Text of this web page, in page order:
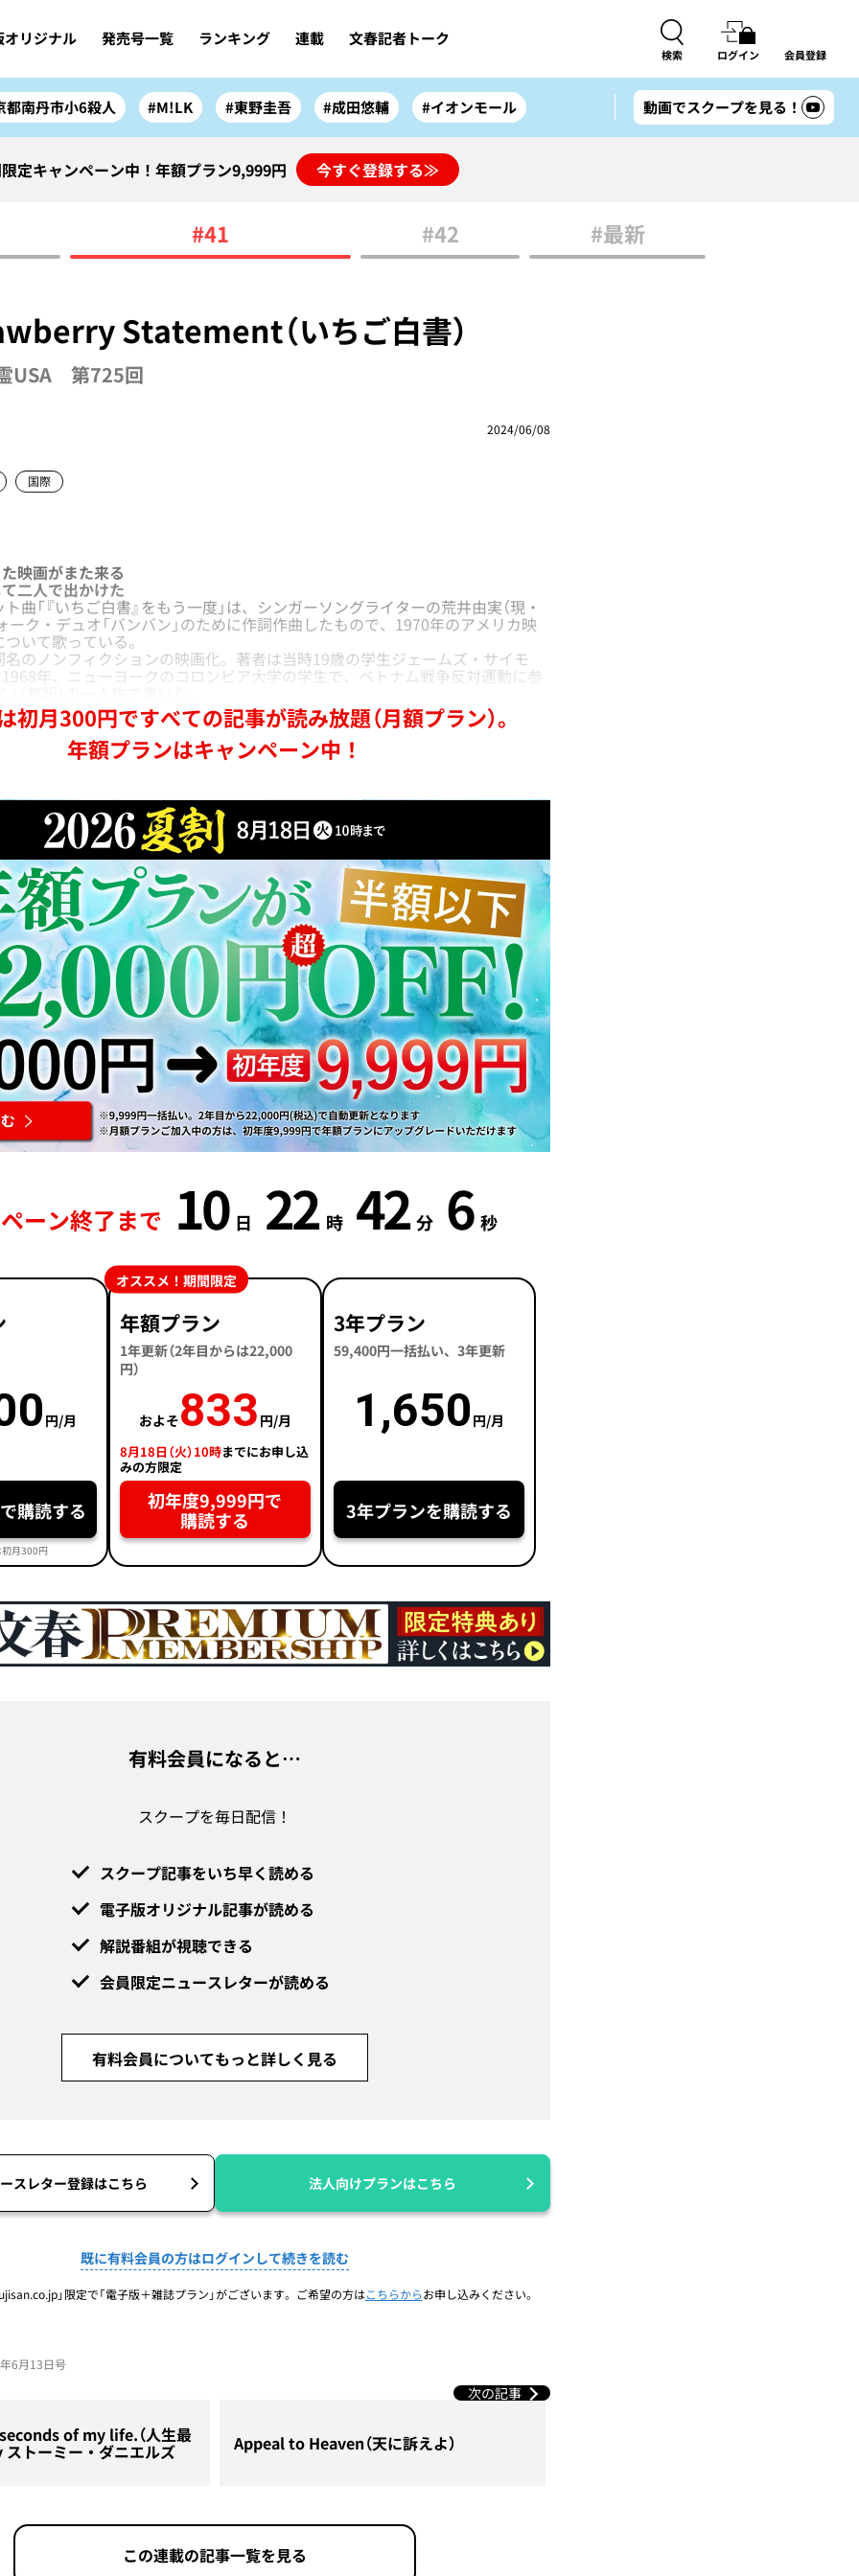
オリジナル 発売号一覧 ランキング 連載 文春記者トーク
検索 ログイン 会員登録
都南丹市小6殺人 #M!LK #東野圭吾 #成田悠輔 #イオンモール 動画でスクープを見る！
定キャンペーン中！年額プラン9,999円 今すぐ登録する≫
#41 #42 #最新
Statement（いちご白書）
USA 第725回
2024/06/08
国際
映画がまた来る
二人で出かけた
「『いちご白書』をもう一度」は、シンガーソングライターの荒井由実（現・
ーク・デュオ「バンバン」のために作詞作曲したもので、1970年のアメリカ映
いて歌っている。
名のノンフィクションの映画化。著者は当時19歳の学生ジェームズ・サイモ
年、ニューヨークのコロンビア大学の学生で、ベトナム戦争反対運動に参
初月300円ですべての記事が読み放題（月額プラン）。
年額プランはキャンペーン中！
ーン終了まで 10 日 22 時 42 分 5 秒
円/月
購読する
月300円
年額プラン
1年更新（2年目からは22,000
円）
およそ833 円/月
8月18日（火）10時までにお申し込
みの方限定
初年度9,999円で
購読する
オススメ！期間限定
3年プラン
59,400円一括払い、3年更新
1,650 円/月
3年プランを購読する
有料会員になると…
スクープを毎日配信！
スクープ記事をいち早く読める
電子版オリジナル記事が読める
解説番組が視聴できる
会員限定ニュースレターが読める
有料会員についてもっと詳しく見る
スレター登録はこちら 法人向けプランはこちら
既に有料会員の方はログインして続きを読む
」限定で「電子版＋雑誌プラン」がございます。ご希望の方はこちらからお申し込みください。
6月13日号
of my life.（人生最
ストーミー・ダニエルズ
次の記事
Appeal to Heaven（天に訴えよ）
この連載の記事一覧を見る